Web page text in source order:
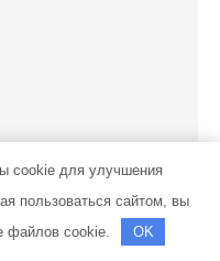
cookie для улучшения
пользоваться сайтом, вы
файлов cookie.
OK